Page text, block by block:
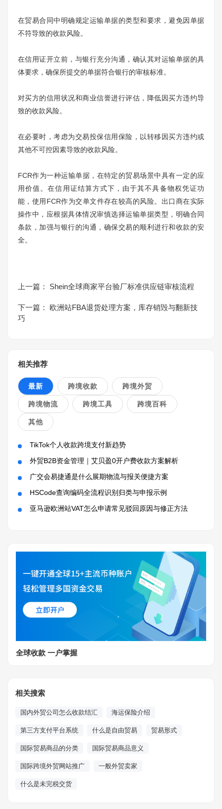
在贸易合同中明确规定运输单据的类型和要求，避免因单据
不符导致的收款风险。
在信用证开立前，与银行充分沟通，确认其对运输单据的具
体要求，确保所提交的单据符合银行的审核标准。
对买方的信用状况和商业信誉进行评估，降低因买方违约导
致的收款风险。
在必要时，考虑为交易投保信用保险，以转移因买方违约或
其他不可控因素导致的收款风险。
FCR作为一种运输单据，在特定的贸易场景中具有一定的应
用价值。在信用证结算方式下，由于其不具备物权凭证功
能，使用FCR作为交单文件存在较高的风险。出口商在实际
操作中，应根据具体情况审慎选择运输单据类型，明确合同
条款，加强与银行的沟通，确保交易的顺利进行和收款的安
全。
上一篇： Shein全球商家平台验厂标准供应链审核流程
下一篇：
欧洲站FBA退货处理方案，库存销毁与翻新技
巧
相关推荐
最新 跨境收款 跨境外贸
跨境物流 跨境工具 跨境百科
其他
TikTok个人收款跨境支付新趋势
外贸B2B资金管理｜艾贝盈0开户费收款方案解析
广交会易捷通是什么展期物流与报关便捷方案
HSCode查询编码全流程识别归类与申报示例
亚马逊欧洲站VAT怎么申请常见驳回原因与修正方法
全球收款 一户掌握
相关搜索
国内外贸公司怎么收款结汇 海运保险介绍
第三方支付平台系统 什么是自由贸易 贸易形式
国际贸易商品的分类 国际贸易商品意义
国际跨境外贸网站推广 一般外贸卖家
什么是未完税交货